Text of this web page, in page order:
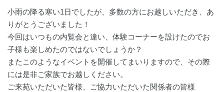
小雨の降る寒い1日でしたが、多数の方にお越しいただき、あ
りがとうございました！
今回はいつもの内覧会と違い、体験コーナーを設けたのでお
子様も楽しめたのではないでしょうか？
またこのようなイベントを開催してまいりますので、その際
には是非ご家族でお越しください。
ご来苑いただいた皆様、ご協力いただいた関係者の皆様